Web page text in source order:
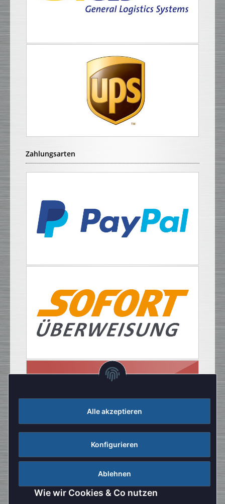
Alle akzeptieren
Konfigurieren
Ablehnen
Wie wir Cookies & Co nutzen
Zahlungsarten